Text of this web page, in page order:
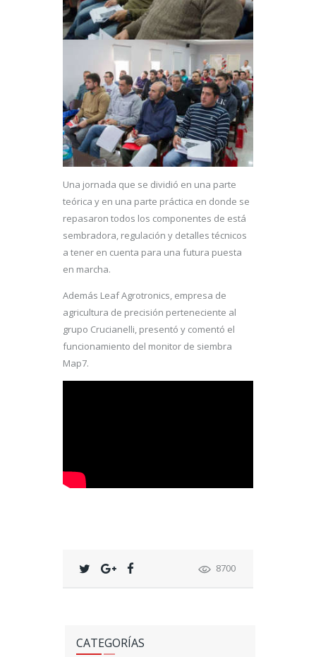
Una jornada que se dividió en una parte
teórica y en una parte práctica en donde se
repasaron todos los componentes de está
sembradora, regulación y detalles técnicos
a tener en cuenta para una futura puesta
en marcha.
Además Leaf Agrotronics, empresa de
agricultura de precisión perteneciente al
grupo Crucianelli, presentó y comentó el
funcionamiento del monitor de siembra
Map7.
8700
CATEGORÍAS